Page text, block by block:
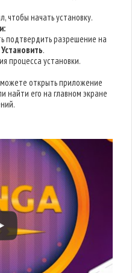
чтобы начать установку.
подтвердить разрешение на
Установить.
процесса установки.
открыть приложение
найти его на главном экране